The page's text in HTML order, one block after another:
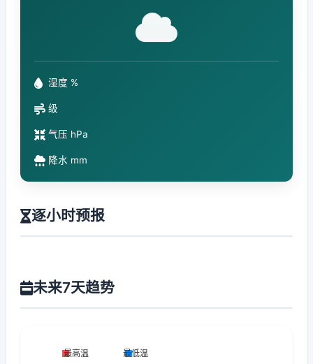
湿度 %
级
气压 hPa
降水 mm
逐小时预报
未来7天趋势